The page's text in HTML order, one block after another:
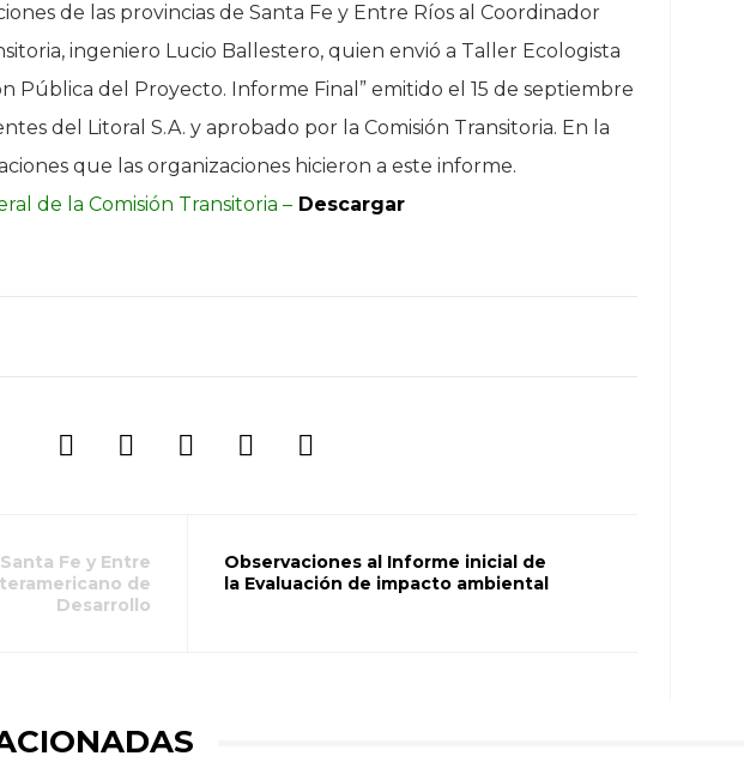
de las provincias de Santa Fe y Entre Ríos al Coordinador
ingeniero Lucio Ballestero, quien envió a Taller Ecologista
Pública del Proyecto. Informe Final” emitido el 15 de septiembre
del Litoral S.A. y aprobado por la Comisión Transitoria. En la
que las organizaciones hicieron a este informe.
de la Comisión Transitoria – Descargar
Fe y Entre
de
Desarrollo
Observaciones al Informe inicial de
la Evaluación de impacto ambiental